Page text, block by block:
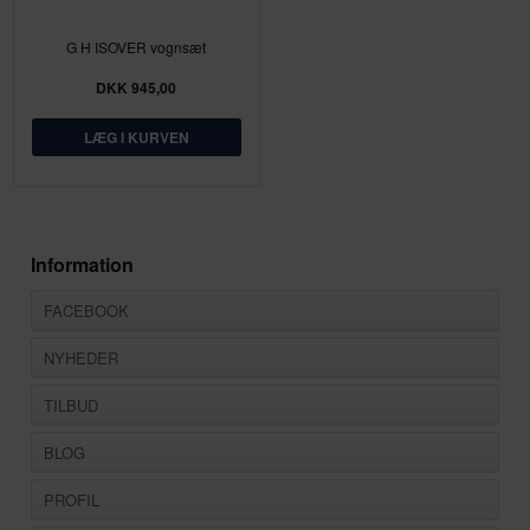
G H ISOVER vognsæt
DKK 945,00
Information
FACEBOOK
NYHEDER
TILBUD
BLOG
PROFIL